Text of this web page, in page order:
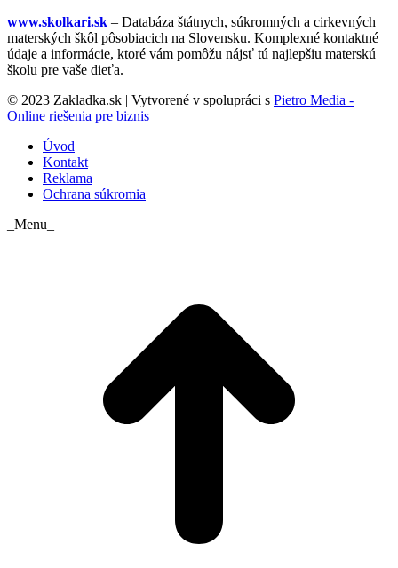
www.skolkari.sk – Databáza štátnych, súkromných a cirkevných
materských škôl pôsobiacich na Slovensku. Komplexné kontaktné
údaje a informácie, ktoré vám pomôžu nájsť tú najlepšiu materskú
školu pre vaše dieťa.
© 2023 Zakladka.sk | Vytvorené v spolupráci s Pietro Media -
Online riešenia pre biznis
Úvod
Kontakt
Reklama
Ochrana súkromia
_Menu_